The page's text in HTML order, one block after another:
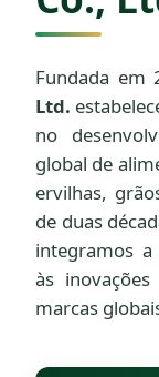
Fundada em
Ltd.
no
global de
ervilhas,
de duas
integramos
às
marcas